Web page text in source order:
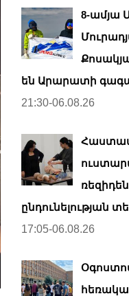
8-ամյա
են Արարատի
21:30-06.08.26
ընդունելության
17:05-06.08.26
հեռակա